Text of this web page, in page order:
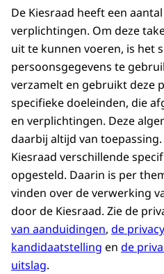
De Kiesraad heeft een
verplichtingen. Om deze
uit te kunnen voeren, is het
persoonsgegevens te
verzamelt en gebruikt deze
specifieke doeleinden, die
en verplichtingen. Deze
daarbij altijd van
Kiesraad verschillende
opgesteld. Daarin is per
vinden over de verwerking
door de Kiesraad. Zie de
van aanduidingen, de
kandidaatstelling en de
uitslag.